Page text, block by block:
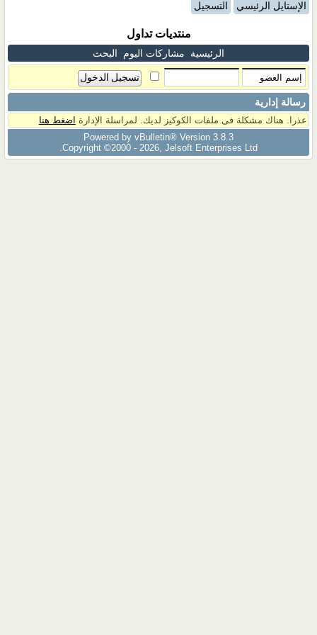
الإستايل الرئيسي التسجيل
منتديات تداول
الرئيسية مشاركات اليوم البحث
رسالة إدارية
عذرا. هناك مشكلة فى ملفات الكوكيز لديك. لمراسلة الإدارة اضغط هنا
Powered by vBulletin® Version 3.8.3
Copyright ©2000 - 2026, Jelsoft Enterprises Ltd.